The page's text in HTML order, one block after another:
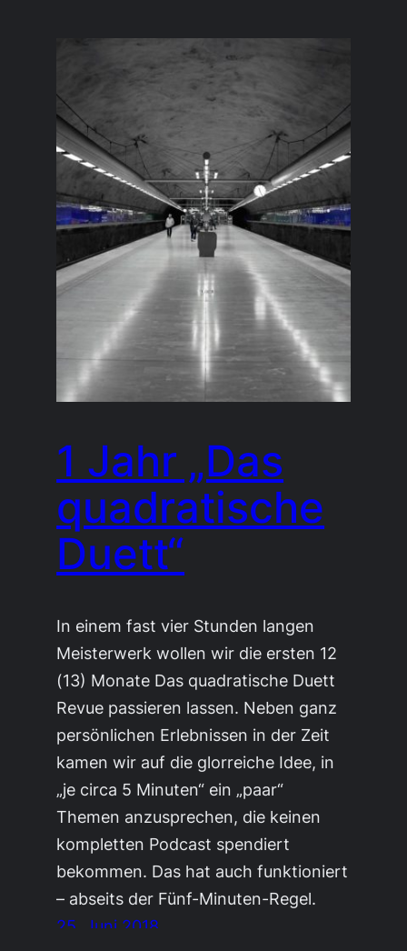
1 Jahr „Das
quadratische
Duett“
In einem fast vier Stunden langen
Meisterwerk wollen wir die ersten 12
(13) Monate Das quadratische Duett
Revue passieren lassen. Neben ganz
persönlichen Erlebnissen in der Zeit
kamen wir auf die glorreiche Idee, in
„je circa 5 Minuten“ ein „paar“
Themen anzusprechen, die keinen
kompletten Podcast spendiert
bekommen. Das hat auch funktioniert
– abseits der Fünf-Minuten-Regel.
25. Juni 2018